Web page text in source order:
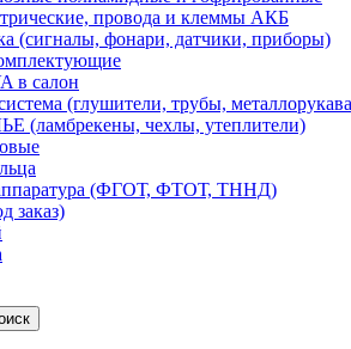
провода и клеммы АКБ
(сигналы, фонари, датчики, приборы)
в салон
(глушители, трубы,
(ламбрекены, чехлы, утеплители)
(ФГОТ, ФТОТ, ТННД)
заказ)